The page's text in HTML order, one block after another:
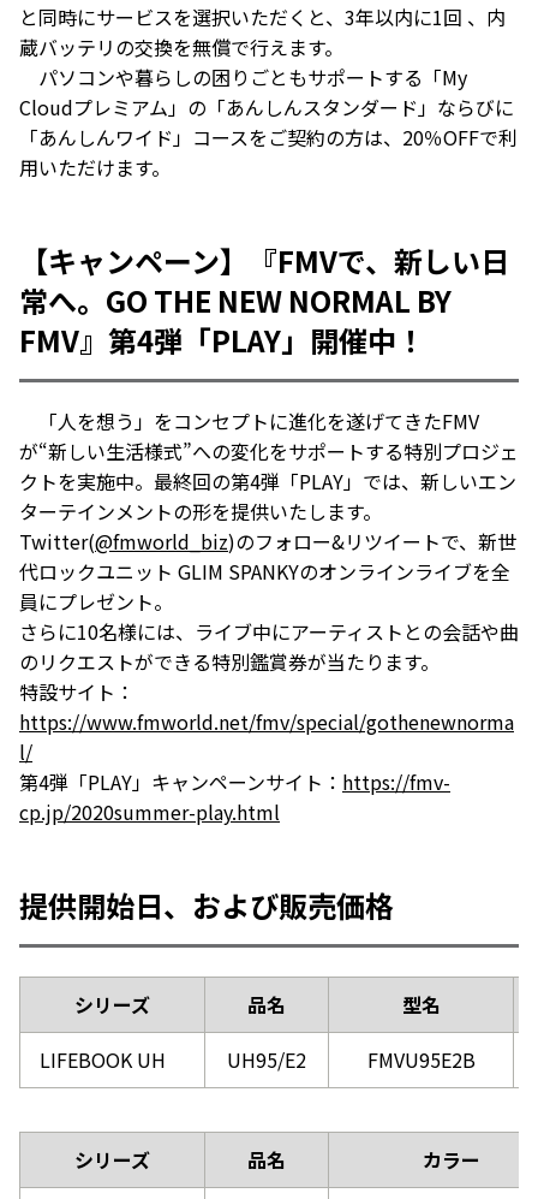
と同時にサービスを選択いただくと、3年以内に1回 、内
蔵バッテリの交換を無償で行えます。
パソコンや暮らしの困りごともサポートする「My
Cloudプレミアム」の「あんしんスタンダード」ならびに
「あんしんワイド」コースをご契約の方は、20％OFFで利
用いただけます。
【キャンペーン】『FMVで、新しい日
常へ。GO THE NEW NORMAL BY
FMV』第4弾「PLAY」開催中！
「人を想う」をコンセプトに進化を遂げてきたFMV
が“新しい生活様式”への変化をサポートする特別プロジェ
クトを実施中。最終回の第4弾「PLAY」では、新しいエン
ターテインメントの形を提供いたします。
Twitter(@fmworld_biz)のフォロー&リツイートで、新世
代ロックユニット GLIM SPANKYのオンラインライブを全
員にプレゼント。
さらに10名様には、ライブ中にアーティストとの会話や曲
のリクエストができる特別鑑賞券が当たります。
特設サイト：
https://www.fmworld.net/fmv/special/gothenewnorma
l/
第4弾「PLAY」キャンペーンサイト： https://fmv-
cp.jp/2020summer-play.html
提供開始日、および販売価格
シリーズ 品名
型名
LIFEBOOK UH
UH95/E2 FMVU95E2B
シリーズ 品名 カラー